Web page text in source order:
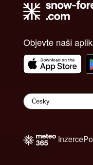
Objevte naši
Inzerce